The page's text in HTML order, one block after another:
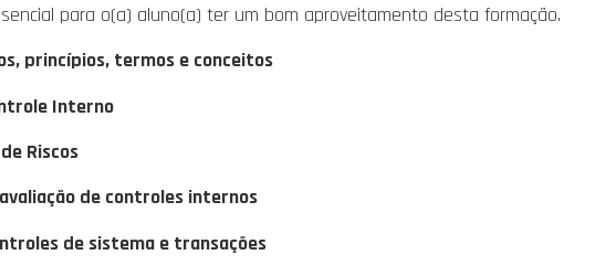
para o(a) aluno(a) ter um bom aproveitamento desta formação.
princípios, termos e conceitos
Interno
Riscos
de controles internos
de sistema e transações